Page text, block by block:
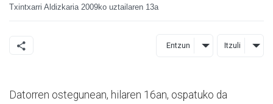
Txintxarri Aldizkaria 2009ko uztailaren 13a
Entzun Itzuli
Datorren ostegunean, hilaren 16an, ospatuko da